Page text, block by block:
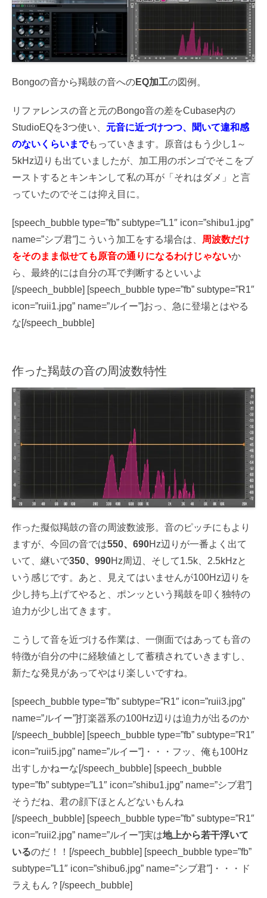
Bongoの音から羯鼓の音へのEQ加工の図例。
リファレンスの音と元のBongo音の差をCubase内の
StudioEQを3つ使い、 元音に近づけつつ、聞いて違和感
のないくらいまでもっていきます。原音はもう少し1～
5kHz辺りも出ていましたが、加工用のボンゴでそこをブ
ーストするとキンキンして私の耳が「それはダメ」と言
っていたのでそこは抑え目に。
[speech_bubble type=”fb” subtype=”L1″ icon=”shibu1.jpg”
name=”シブ君”]こういう加工をする場合は、
周波数だけ
をそのまま似せても原音の通りになるわけじゃないか
ら、最終的には自分の耳で判断するといいよ
[/speech_bubble] [speech_bubble type=”fb” subtype=”R1″
icon=”ruii1.jpg” name=”ルイー”]おっ、急に登場とはやる
な[/speech_bubble]
作った羯鼓の音の周波数特性
作った擬似羯鼓の音の周波数波形。音のピッチにもより
ますが、今回の音では550、690Hz辺りが一番よく出て
いて、継いで350、990Hz周辺、そして1.5k、2.5kHzと
いう感じです。あと、見えてはいませんが100Hz辺りを
少し持ち上げてやると、ポンッという羯鼓を叩く独特の
迫力が少し出てきます。
こうして音を近づける作業は、一側面ではあっても音の
特徴が自分の中に経験値として蓄積されていきますし、
新たな発見があってやはり楽しいですね。
[speech_bubble type=”fb” subtype=”R1″ icon=”ruii3.jpg”
name=”ルイー”]打楽器系の100Hz辺りは迫力が出るのか
[/speech_bubble] [speech_bubble type=”fb” subtype=”R1″
icon=”ruii5.jpg” name=”ルイー”]・・・フッ、俺も100Hz
出すしかねーな[/speech_bubble] [speech_bubble
type=”fb” subtype=”L1″ icon=”shibu1.jpg” name=”シブ君”]
そうだね、君の顔下ほとんどないもんね
[/speech_bubble] [speech_bubble type=”fb” subtype=”R1″
icon=”ruii2.jpg” name=”ルイー”]実は地上から若干浮いて
いるのだ！！[/speech_bubble] [speech_bubble type=”fb”
subtype=”L1″ icon=”shibu6.jpg” name=”シブ君”]・・・ド
ラえもん？[/speech_bubble]